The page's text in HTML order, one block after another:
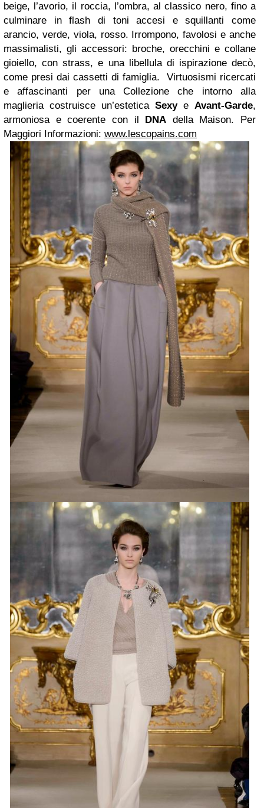
beige, l’avorio, il roccia, l’ombra, al classico nero, fino a
culminare in flash di toni accesi e squillanti come
arancio, verde, viola, rosso. Irrompono, favolosi e anche
massimalisti, gli accessori: broche, orecchini e collane
gioiello, con strass, e una libellula di ispirazione decò,
come presi dai cassetti di famiglia. Virtuosismi ricercati
e affascinanti per una Collezione che intorno alla
maglieria costruisce un’estetica Sexye Avant-Garde,
armoniosa e coerente con il DNA della Maison.
Per
Maggiori Informazioni: www.lescopains.com